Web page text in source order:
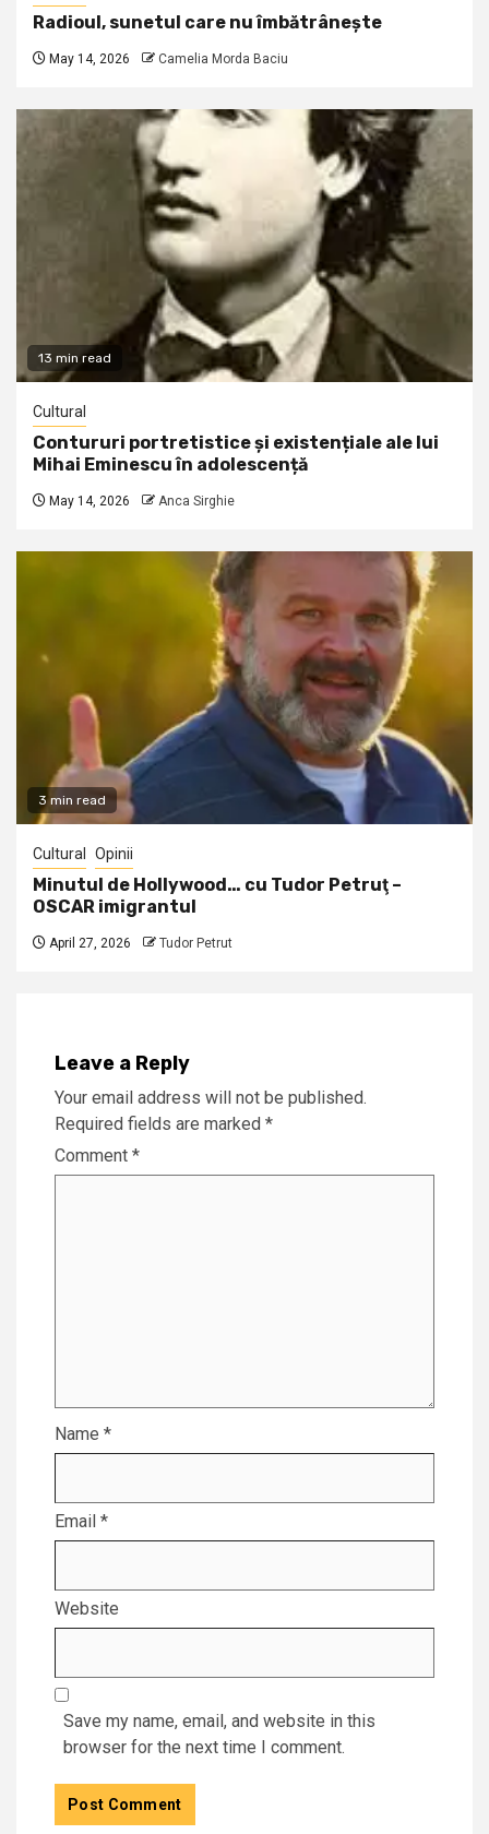
Radioul, sunetul care nu îmbătrânește
May 14, 2026 Camelia Morda Baciu
13 min read
Cultural
Contururi portretistice și existențiale ale lui
Mihai Eminescu în adolescență
May 14, 2026 Anca Sirghie
3 min read
Cultural Opinii
Minutul de Hollywood… cu Tudor Petruţ –
OSCAR imigrantul
April 27, 2026 Tudor Petrut
Leave a Reply
Your email address will not be published.
Required fields are marked *
Comment *
Name *
Email *
Website
Save my name, email, and website in this
browser for the next time I comment.